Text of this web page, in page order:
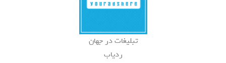
تبلیغات در جهان
ردیاب